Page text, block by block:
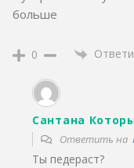
больше
0
Сантана
Ответить на
Ты педераст?